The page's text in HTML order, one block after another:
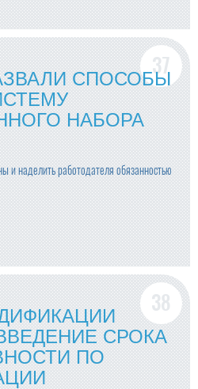
СПОСОБЫ
НАБОРА
и наделить работодателя обязанностью
СРОКА
ПО